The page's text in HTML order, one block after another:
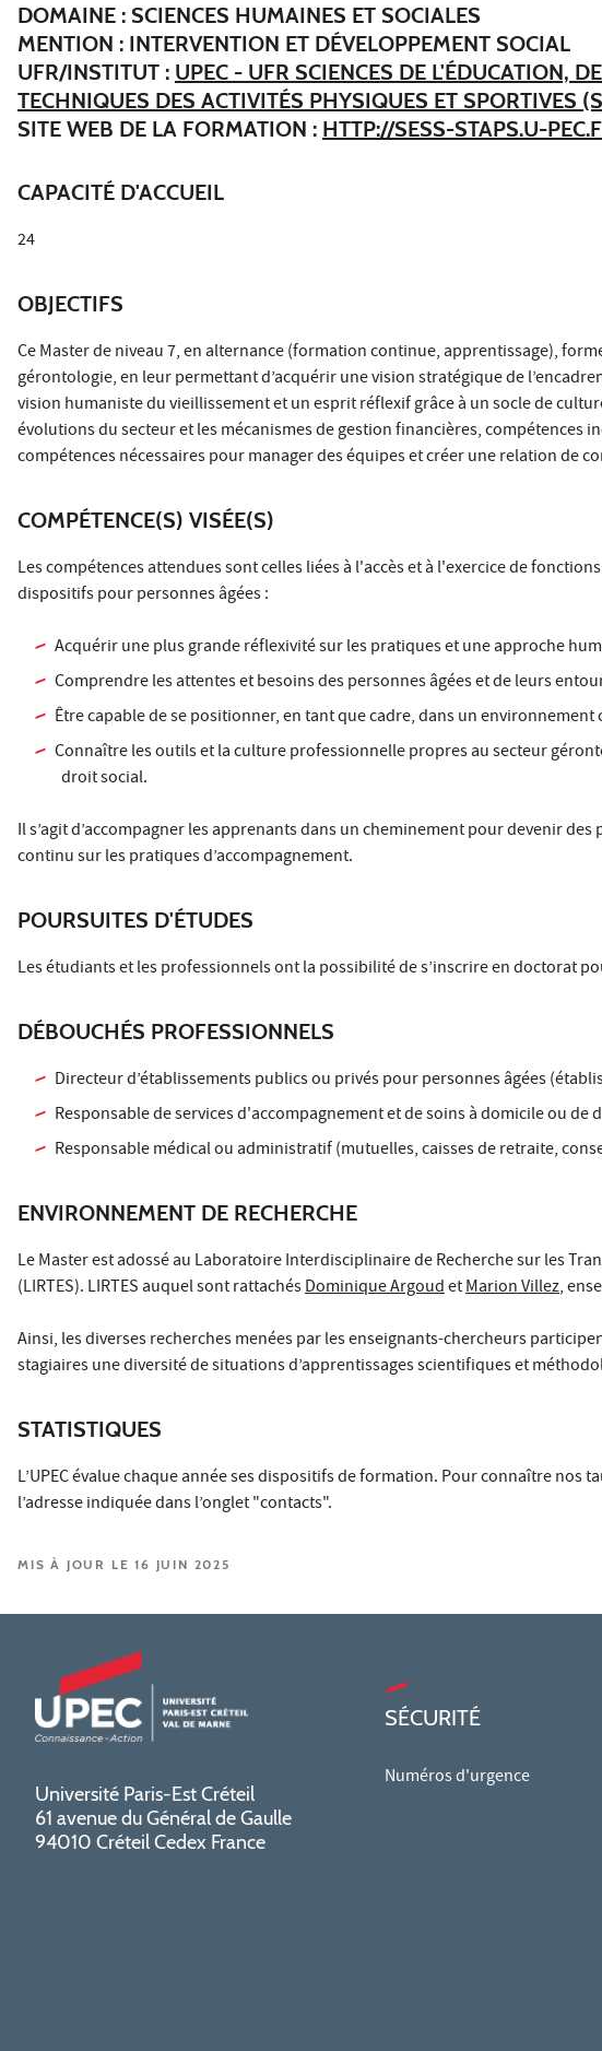
DOMAINE : SCIENCES HUMAINES ET SOCIALES
MENTION : INTERVENTION ET DÉVELOPPEMENT SOCIAL
UFR/INSTITUT : UPEC - UFR SCIENCES DE L'ÉDUCATION,
TECHNIQUES DES ACTIVITÉS PHYSIQUES ET SPORTIVES
SITE WEB DE LA FORMATION : HTTP://SESS-STAPS.U-
CAPACITÉ D'ACCUEIL
24
OBJECTIFS
Ce Master de niveau 7, en alternance (formation continue, apprentissage),
gérontologie, en leur permettant d’acquérir une vision stratégique de
vision humaniste du vieillissement et un esprit réflexif grâce à un socle de
évolutions du secteur et les mécanismes de gestion financières, compétences
compétences nécessaires pour manager des équipes et créer une relation de
COMPÉTENCE(S) VISÉE(S)
Les compétences attendues sont celles liées à l'accès et à l'exercice de
dispositifs pour personnes âgées :
Acquérir une plus grande réflexivité sur les pratiques et une approche
Comprendre les attentes et besoins des personnes âgées et de leurs
Être capable de se positionner, en tant que cadre, dans un environnement
Connaître les outils et la culture professionnelle propres au secteur
droit social.
Il s’agit d’accompagner les apprenants dans un cheminement pour devenir
continu sur les pratiques d’accompagnement.
POURSUITES D'ÉTUDES
Les étudiants et les professionnels ont la possibilité de s’inscrire en doctorat
DÉBOUCHÉS PROFESSIONNELS
Directeur d’établissements publics ou privés pour personnes âgées
Responsable de services d'accompagnement et de soins à domicile ou
Responsable médical ou administratif (mutuelles, caisses de retraite,
ENVIRONNEMENT DE RECHERCHE
Le Master est adossé au Laboratoire Interdisciplinaire de Recherche sur les
(LIRTES). LIRTES auquel sont rattachésDominique ArgoudetMarion Villez,
Ainsi, les diverses recherches menées par les enseignants-chercheurs
stagiaires une diversité de situations d’apprentissages scientifiques et
STATISTIQUES
L’UPEC évalue chaque année ses dispositifs de formation. Pour connaître nos
l’adresse indiquée dans l’onglet "contacts".
MIS À JOUR LE 16 JUIN 2025
Université Paris-Est Créteil
61 avenue du Général de Gaulle
94010 Créteil Cedex France
SÉCURITÉ
Numéros d'urgence